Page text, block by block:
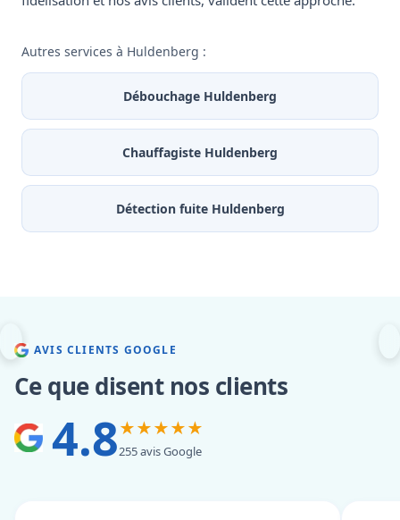
Autres services à Huldenberg :
Débouchage Huldenberg
Chauffagiste Huldenberg
Détection fuite Huldenberg
AVIS CLIENTS GOOGLE
Ce que disent nos clients
4.8★★★★★
255 avis Google